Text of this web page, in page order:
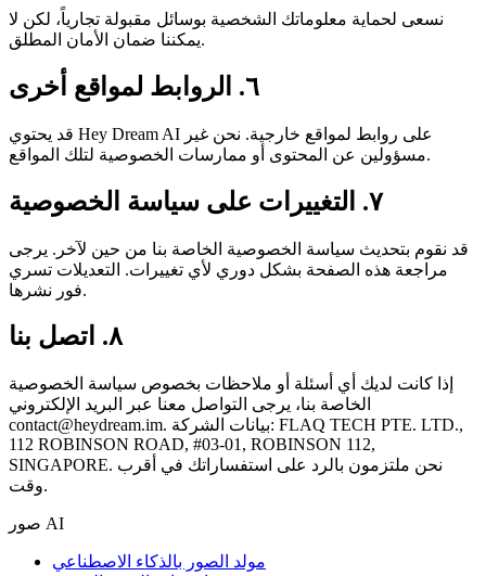
نسعى لحماية معلوماتك الشخصية بوسائل مقبولة تجارياً، لكن لا
يمكننا ضمان الأمان المطلق.
٦. الروابط لمواقع أخرى
قد يحتوي Hey Dream AI على روابط لمواقع خارجية. نحن غير
مسؤولين عن المحتوى أو ممارسات الخصوصية لتلك المواقع.
٧. التغييرات على سياسة الخصوصية
قد نقوم بتحديث سياسة الخصوصية الخاصة بنا من حين لآخر. يرجى
مراجعة هذه الصفحة بشكل دوري لأي تغييرات. التعديلات تسري
فور نشرها.
٨. اتصل بنا
إذا كانت لديك أي أسئلة أو ملاحظات بخصوص سياسة الخصوصية
الخاصة بنا، يرجى التواصل معنا عبر البريد الإلكتروني
contact@heydream.im. بيانات الشركة: FLAQ TECH PTE. LTD.,
112 ROBINSON ROAD, #03-01, ROBINSON 112,
SINGAPORE. نحن ملتزمون بالرد على استفساراتك في أقرب
وقت.
صور AI
مولد الصور بالذكاء الاصطناعي